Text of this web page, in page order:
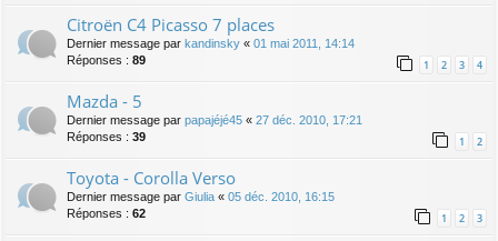
Citroën C4 Picasso 7 places
Dernier message par kandinsky « 01 mai 2011, 14:14
Réponses : 89 1 2 3 4
Mazda - 5
Dernier message par papajéjé45 « 27 déc. 2010, 17:21
Réponses : 39 1 2
Toyota - Corolla Verso
Dernier message par Giulia « 05 déc. 2010, 16:15
Réponses : 62 1 2 3